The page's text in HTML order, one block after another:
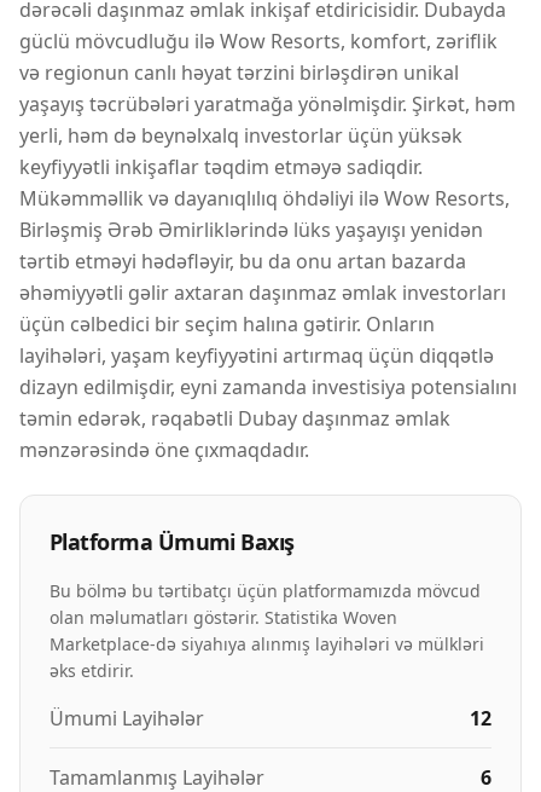
dərəcəli daşınmaz əmlak inkişaf etdiricisidir. Dubayda
güclü mövcudluğu ilə Wow Resorts, komfort, zəriflik
və regionun canlı həyat tərzini birləşdirən unikal
yaşayış təcrübələri yaratmağa yönəlmişdir. Şirkət, həm
yerli, həm də beynəlxalq investorlar üçün yüksək
keyfiyyətli inkişaflar təqdim etməyə sadiqdir.
Mükəmməllik və dayanıqlılıq öhdəliyi ilə Wow Resorts,
Birləşmiş Ərəb Əmirliklərində lüks yaşayışı yenidən
tərtib etməyi hədəfləyir, bu da onu artan bazarda
əhəmiyyətli gəlir axtaran daşınmaz əmlak investorları
üçün cəlbedici bir seçim halına gətirir. Onların
layihələri, yaşam keyfiyyətini artırmaq üçün diqqətlə
dizayn edilmişdir, eyni zamanda investisiya potensialını
təmin edərək, rəqabətli Dubay daşınmaz əmlak
mənzərəsində öne çıxmaqdadır.
Platforma Ümumi Baxış
Bu bölmə bu tərtibatçı üçün platformamızda mövcud
olan məlumatları göstərir. Statistika Woven
Marketplace-də siyahıya alınmış layihələri və mülkləri
əks etdirir.
Ümumi Layihələr 12
Tamamlanmış Layihələr 6